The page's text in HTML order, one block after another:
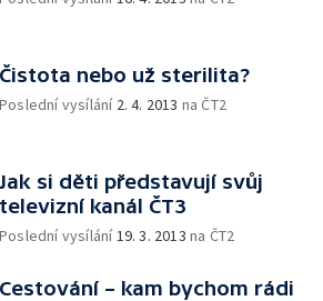
Čistota nebo už sterilita?
Poslední vysílání 2. 4. 2013 na ČT2
Jak si děti představují svůj
televizní kanál ČT3
Poslední vysílání19. 3. 2013 na ČT2
Cestování – kam bychom rádi